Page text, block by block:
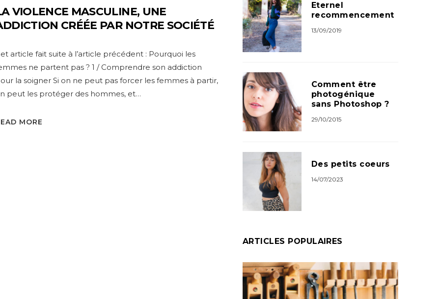
VIOLENCE MASCULINE, UNE
CRÉÉE PAR NOTRE SOCIÉTÉ
article fait suite à l’article précédent : Pourquoi les
ne partent pas ? 1 / Comprendre son addiction
la soigner Si on ne peut pas forcer les femmes à partir,
peut les protéger des hommes, et…
MORE
Eternel
recommencement
13/09/2019
Comment être
photogénique
sans Photoshop ?
29/10/2015
Des petits coeurs
14/07/2023
ARTICLES POPULAIRES